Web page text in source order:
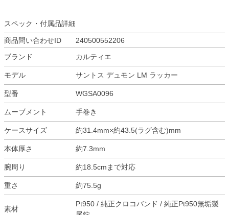
スペック・付属品詳細
商品問い合わせID
240500552206
ブランド
カルティエ
モデル サントス デュモン LM ラッカー
型番 WGSA0096
ムーブメント 手巻き
ケースサイズ 約31.4mm×約43.5(ラグ含む)mm
本体厚さ 約7.3mm
腕周り 約18.5cmまで対応
重さ 約75.5g
素材
Pt950 / 純正クロコバンド / 純正Pt950無垢製